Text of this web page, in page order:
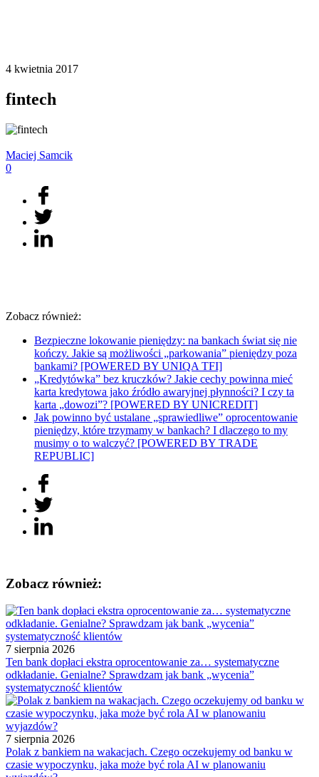
4 kwietnia 2017
fintech
Maciej Samcik
0
Zobacz również:
Bezpieczne lokowanie pieniędzy: na bankach świat się nie
kończy. Jakie są możliwości „parkowania” pieniędzy poza
bankami? [POWERED BY UNIQA TFI]
„Kredytówka” bez kruczków? Jakie cechy powinna mieć
karta kredytowa jako źródło awaryjnej płynności? I czy ta
karta „dowozi”? [POWERED BY UNICREDIT]
Jak powinno być ustalane „sprawiedliwe” oprocentowanie
pieniędzy, które trzymamy w bankach? I dlaczego to my
musimy o to walczyć? [POWERED BY TRADE
REPUBLIC]
Zobacz również:
7 sierpnia 2026
Ten bank dopłaci ekstra oprocentowanie za… systematyczne
odkładanie. Genialne? Sprawdzam jak bank „wycenia”
systematyczność klientów
7 sierpnia 2026
Polak z bankiem na wakacjach. Czego oczekujemy od banku w
czasie wypoczynku, jaka może być rola AI w planowaniu